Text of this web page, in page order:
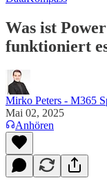
Was ist
funktioniert
Mirko Peters - M365
Mai 02, 2025
Anhören